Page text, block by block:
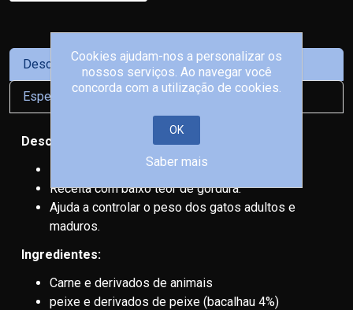
Descrição
Especificações Dos Produtos
Descrição:
Ideal para gatos castrados ou menos activos.
Receita com baixo teor de gordura.
Ajuda a controlar o peso dos gatos adultos e
maduros.
Ingredientes:
Carne e derivados de animais
peixe e derivados de peixe (bacalhau 4%)
Cookies ajudam-nos a personalizar os
nossos serviços. Ao navegar você
concorda com a utilização de cookies.
OK
Saber mais